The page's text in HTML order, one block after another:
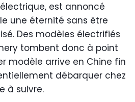
électrique, est annoncé
une éternité sans être
Des modèles électrifiés
tombent donc à point
modèle arrive en Chine fin
débarquer chez
à suivre.